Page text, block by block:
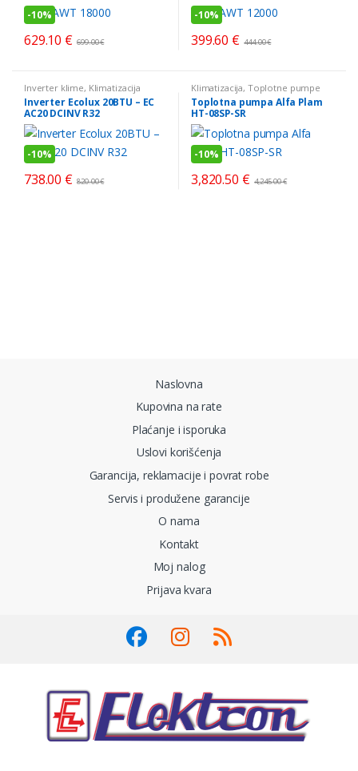
-10%
629.10 € 699.00€
-10%
399.60 € 444.00€
Inverter klime, Klimatizacija
Inverter Ecolux 20BTU – EC
AC20 DCINV R32
-10%
738.00 € 820.00€
Klimatizacija, Toplotne pumpe
Toplotna pumpa Alfa Plam
HT-08SP-SR
-10%
3,820.50 € 4,245.00€
Naslovna
Kupovina na rate
Plaćanje i isporuka
Uslovi korišćenja
Garancija, reklamacije i povrat robe
Servis i produžene garancije
O nama
Kontakt
Moj nalog
Prijava kvara